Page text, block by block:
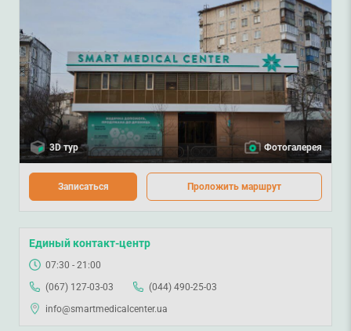
3D тур Фотогалерея
Записаться Проложить маршрут
Единый контакт-центр
07:30 - 21:00
(067) 127-03-03
(044) 490-25-03
info@smartmedicalcenter.ua